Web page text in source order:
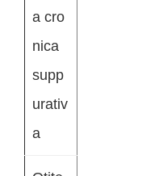
a cro
nica
supp
urativ
a